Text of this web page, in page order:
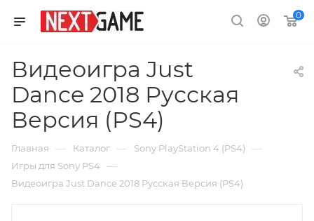
0
Видеоигра Just
Dance 2018 Русская
Версия (PS4)
Главная — Каталог — Sony PlayStation 4 (PS4) —
Игры для Sony PS4 —
Видеоигра Just Dance 2018 Русская Версия (PS4)